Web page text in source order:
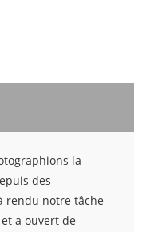
la
des
rendu notre tâche
a ouvert de